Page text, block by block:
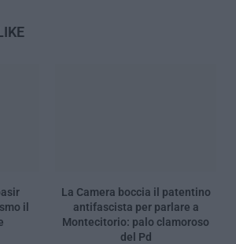
il
La Camera boccia il patentino
antifascista per parlare a
Montecitorio: palo clamoroso
del Pd